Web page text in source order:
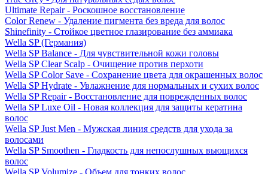
Ultimate Repair - Роскошное восстановление
Color Renew - Удаление пигмента без вреда для волос
Shinefinity - Стойкое цветное глазирование без аммиака
Wella SP (Германия)
Wella SP Balance - Для чувствительной кожи головы
Wella SP Clear Scalp - Очищение против перхоти
Wella SP Color Save - Сохранение цвета для окрашенных волос
Wella SP Hydrate - Увлажнение для нормальных и сухих волос
Wella SP Repair - Восстановление для поврежденных волос
Wella SP Luxe Oil - Новая коллекция для защиты кератина
волос
Wella SP Just Men - Мужская линия средств для ухода за
волосами
Wella SP Smoothen - Гладкость для непослушных вьющихся
волос
Wella SP Volumize - Объем для тонких волос